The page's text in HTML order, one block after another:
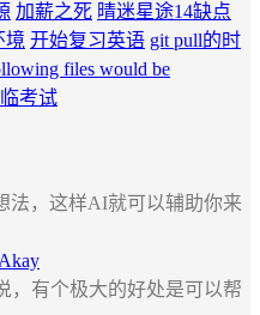
加薪之死 晴迷星途14缺点
境 开始复习英语 git pull的时
files would be
考试
法，这样AI就可以辅助你来
，有个极大的好处是可以帮